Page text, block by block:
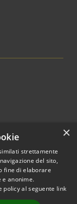
© 2026 • Comune di
Stefano del Sole •
×
strettamente
del sito,
fine di elaborare
e anonime.
policy al seguente link